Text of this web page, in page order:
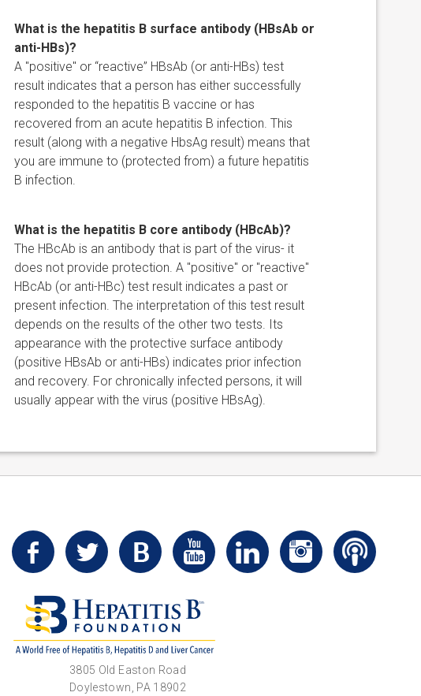
What is the hepatitis B surface antibody (HBsAb or
anti-HBs)?
A "positive" or “reactive” HBsAb (or anti-HBs) test
result indicates that a person has either successfully
responded to the hepatitis B vaccine or has
recovered from an acute hepatitis B infection. This
result (along with a negative HbsAg result) means that
you are immune to (protected from) a future hepatitis
B infection.
What is the hepatitis B core antibody (HBcAb)?
The HBcAb is an antibody that is part of the virus- it
does not provide protection. A "positive" or "reactive"
HBcAb (or anti-HBc) test result indicates a past or
present infection. The interpretation of this test result
depends on the results of the other two tests. Its
appearance with the protective surface antibody
(positive HBsAb or anti-HBs) indicates prior infection
and recovery. For chronically infected persons, it will
usually appear with the virus (positive HBsAg).
3805 Old Easton Road
Doylestown, PA 18902